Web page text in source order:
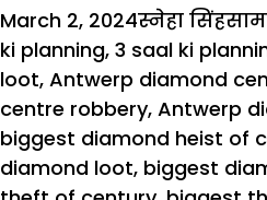
Posted
on
March 2, 2024Author
स्नेहा सिंह
ki planning, 3 saal ki
loot, Antwerp diamond
centre robbery, Antwerp
biggest diamond heist of
diamond loot, biggest